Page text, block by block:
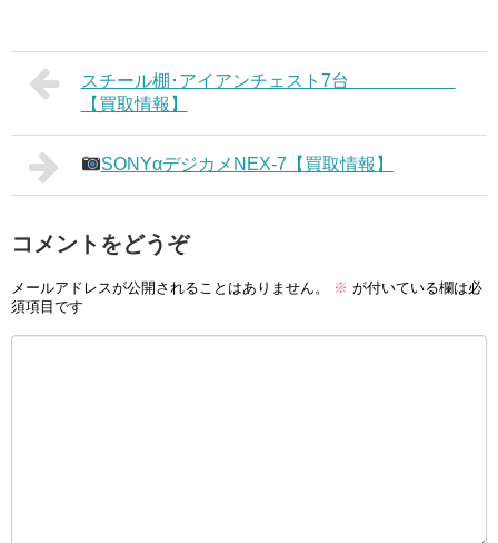
スチール棚･アイアンチェスト7台
【買取情報】
SONYαデジカメNEX-7【買取情報】
コメントをどうぞ
メールアドレスが公開されることはありません。 ※ が付いている欄は必
須項目です